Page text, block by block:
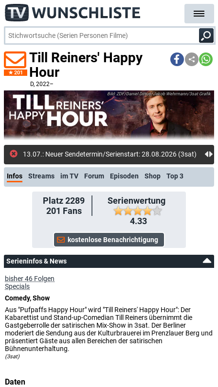
201
Till Reiners' Happy
Hour
D, 2022–
ZDF/Daniel Dittus/Jakob Wehrmann/3sat Grafik
31.05.: Neue Folge: Happy Hour T
Infos Streams im TV Forum Episoden Shop Top 3
Platz 2289
201 Fans
Serienwertung
4.33
Serieninfos & News
bisher 46 Folgen
Specials
Comedy, Show
Aus "Pufpaffs Happy Hour" wird "Till Reiners' Happy Hour": Der
Kabarettist und Stand-up-Comedian Till Reiners übernimmt die
Gastgeberrolle der satirischen Mix-Show in 3sat. Der Berliner
moderiert die Sendung aus der Kulturbrauerei im Prenzlauer Berg und
präsentiert Gäste aus allen Bereichen der satirischen
Bühnenunterhaltung.
(3sat)
Daten